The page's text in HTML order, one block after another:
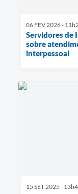
06 FEV 2026 -
Servidores de
sobre
interpessoal
15 SET 2025 -